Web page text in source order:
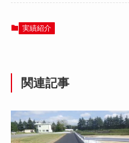
実績紹介
関連記事